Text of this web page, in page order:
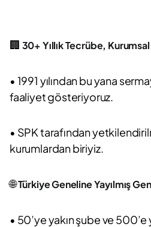
🏢 30+ Yıllık Tecrübe,
• 1991 yılından bu yana
faaliyet gösteriyoruz.
• SPK tarafından
kurumlardan biriyiz.
🌐Türkiye Geneline Yayılmış
• 50’ye yakın şube ve 500’e